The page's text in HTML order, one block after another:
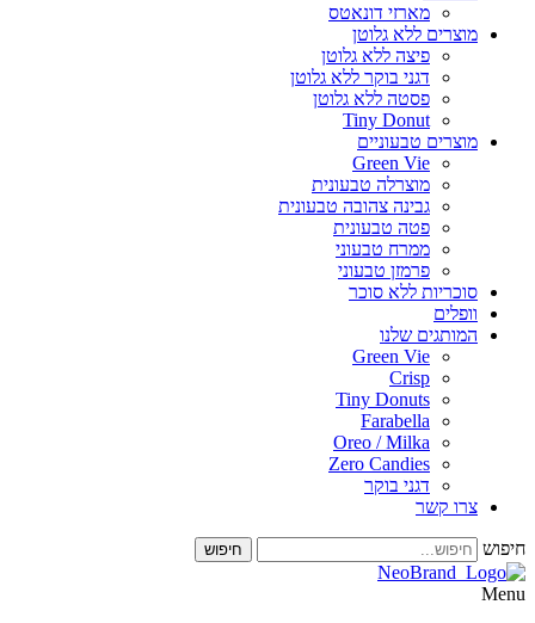
מארזי דונאטס
מוצרים ללא גלוטן
פיצה ללא גלוטן
דגני בוקר ללא גלוטן
פסטה ללא גלוטן
Tiny Donut
מוצרים טבעוניים
Green Vie
מוצרלה טבעונית
גבינה צהובה טבעונית
פטה טבעונית
ממרח טבעוני
פרמזן טבעוני
סוכריות ללא סוכר
וופלים
המותגים שלנו
Green Vie
Crisp
Tiny Donuts
Farabella
Oreo / Milka
Zero Candies
דגני בוקר
צרו קשר